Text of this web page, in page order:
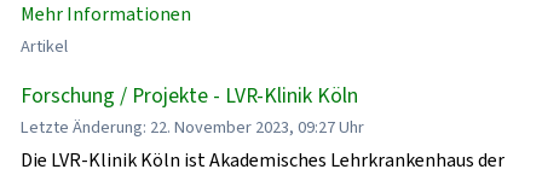
Mehr Informationen
Artikel
Forschung / Projekte - LVR-Klinik Köln
Letzte Änderung: 22. November 2023, 09:27 Uhr
Die LVR-Klinik Köln ist Akademisches Lehrkrankenhaus der